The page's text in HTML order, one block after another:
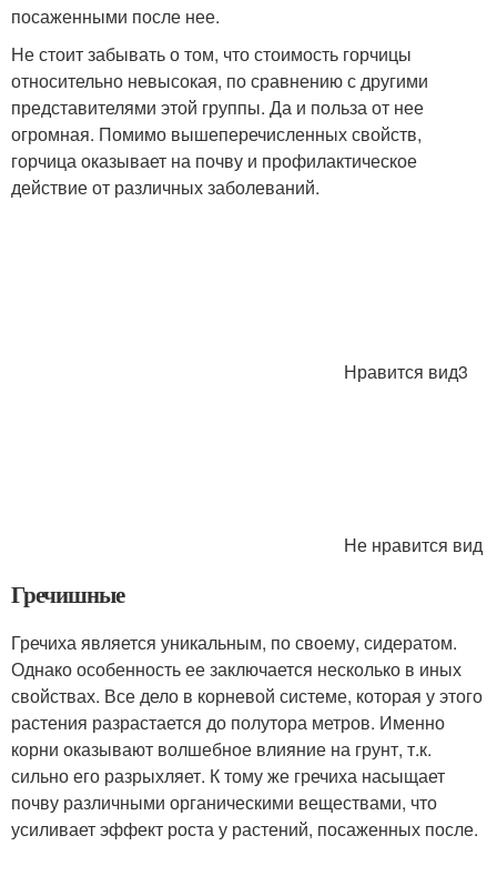
посаженными после нее.
Не стоит забывать о том, что стоимость горчицы
относительно невысокая, по сравнению с другими
представителями этой группы. Да и польза от нее
огромная. Помимо вышеперечисленных свойств,
горчица оказывает на почву и профилактическое
действие от различных заболеваний.
Нравится вид3
Не нравится вид
Гречишные
Гречиха является уникальным, по своему, сидератом.
Однако особенность ее заключается несколько в иных
свойствах. Все дело в корневой системе, которая у этого
растения разрастается до полутора метров. Именно
корни оказывают волшебное влияние на грунт, т.к.
сильно его разрыхляет. К тому же гречиха насыщает
почву различными органическими веществами, что
усиливает эффект роста у растений, посаженных после.